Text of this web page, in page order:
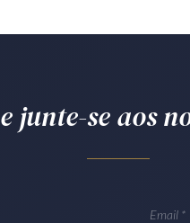
junte-se aos
Email